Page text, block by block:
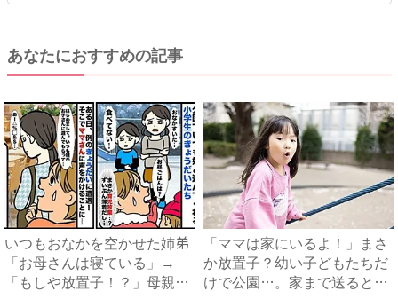
あなたにおすすめの記事
いつもおなかを空かせた姉弟
「お母さんは寝ている」→
「もしや放置子！？」母親ら
「ママは家にいるよ！」まさ
か放置子？幼い子どもたちだ
けで公園…。家まで送ると、